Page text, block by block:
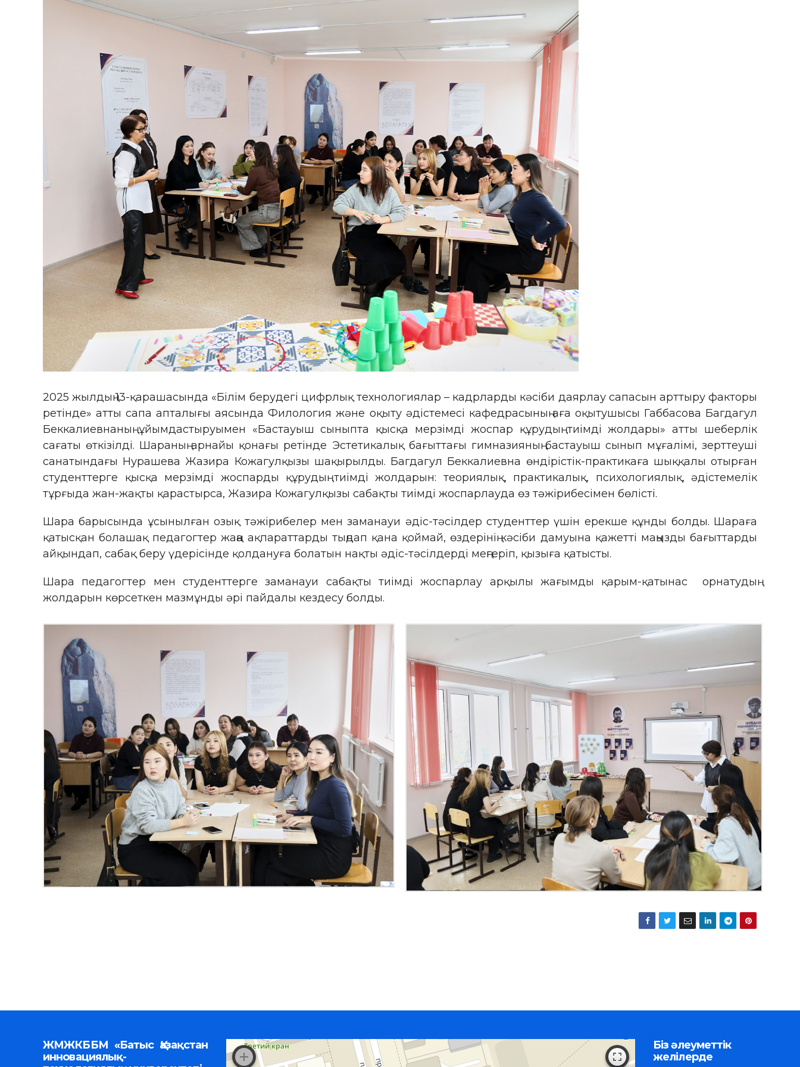
2025 жылдың 13-қарашасында «Білім берудегі цифрлық технологиялар – кадрларды кәсіби даярлау сапасын арттыру факторы
ретінде» атты сапа апталығы аясында Филология және оқыту әдістемесі кафедрасының аға оқытушысы Габбасова Багдагул
Беккалиевнаның ұйымдастыруымен «Бастауыш сыныпта қысқа мерзімді жоспар құрудың тиімді жолдары» атты шеберлік
сағаты өткізілді. Шараның арнайы қонағы ретінде Эстетикалық бағыттағы гимназияның бастауыш сынып мұғалімі, зерттеуші
санатындағы Нурашева Жазира Кожагулқызы шақырылды. Багдагул Беккалиевна өндірістік-практикаға шыққалы отырған
студенттерге қысқа мерзімді жоспарды құрудың тиімді жолдарын: теориялық, практикалық, психологиялық, әдістемелік
тұрғыда жан-жақты қарастырса, Жазира Кожагулқызы сабақты тиімді жоспарлауда өз тәжірибесімен бөлісті.
Шара барысында ұсынылған озық тәжірибелер мен заманауи әдіс-тәсілдер студенттер үшін ерекше құнды болды. Шараға
қатысқан болашақ педагогтер жаңа ақпараттарды тыңдап қана қоймай, өздерінің кәсіби дамуына қажетті маңызды бағыттарды
айқындап, сабақ беру үдерісінде қолдануға болатын нақты әдіс-тәсілдерді меңгеріп, қызыға қатысты.
Шара педагогтер мен студенттерге заманауи сабақты тиімді жоспарлау арқылы жағымды қарым-қатынас орнатудың
жолдарын көрсеткен мазмұнды әрі пайдалы кездесу болды.
ЖМЖКББМ «Батыс Қазақстан
инновациялық-
Біз әлеуметтік
желілерде